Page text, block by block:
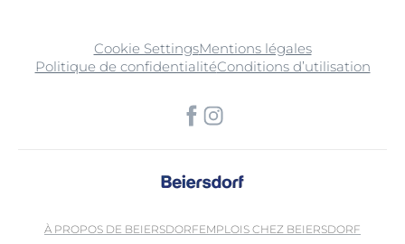
Cookie SettingsMentions légales
Politique de confidentialitéConditions d’utilisation
À PROPOS DE BEIERSDORFEMPLOIS CHEZ BEIERSDORF